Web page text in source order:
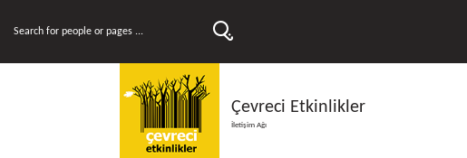
Çevreci Etkinlikler
İletişim Ağı